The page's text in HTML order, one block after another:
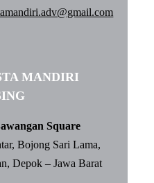
MANDIRI
Square
Bojong Sari Lama,
Depok – Jawa Barat